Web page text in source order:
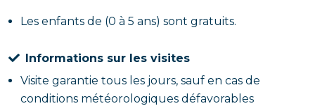
Les enfants de (0 à 5 ans) sont gratuits.
Informations sur les visites
Visite garantie tous les jours, sauf en cas de
conditions météorologiques défavorables